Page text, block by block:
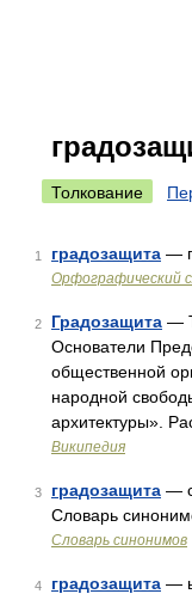
Толкование
1 градозащита —
Орфографический
2 Градозащита —
Основатели
общественной
народной
архитектуры».
Википедия
3 градозащита —
Словарь
Словарь синонимов
4 градозащита —